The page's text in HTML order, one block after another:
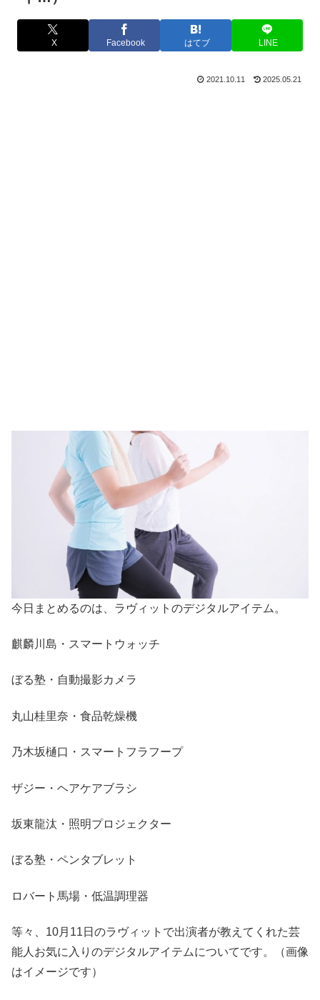
X Facebook はてブ LINE
2021.10.11 2025.05.21
今日まとめるのは、ラヴィットのデジタルアイテム。
麒麟川島・スマートウォッチ
ぼる塾・自動撮影カメラ
丸山桂里奈・食品乾燥機
乃木坂樋口・スマートフラフープ
ザジー・ヘアケアブラシ
坂東龍汰・照明プロジェクター
ぼる塾・ペンタブレット
ロバート馬場・低温調理器
等々、10月11日のラヴィットで出演者が教えてくれた芸
能人お気に入りのデジタルアイテムについてです。（画像
はイメージです）